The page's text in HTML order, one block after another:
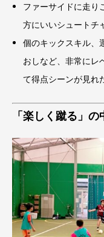
ファーサイドに走り
方にいいシュートチ
個のキックスキル、
おしなど、非常にレ
て得点シーンが見れ
「楽しく蹴る」